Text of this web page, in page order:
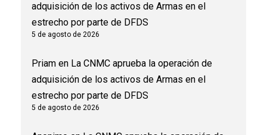
adquisición de los activos de Armas en el
estrecho por parte de DFDS
5 de agosto de 2026
Priam en La CNMC aprueba la operación de
adquisición de los activos de Armas en el
estrecho por parte de DFDS
5 de agosto de 2026